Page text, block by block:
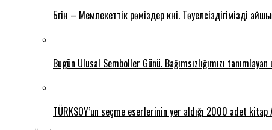
Бүгін – Мемлекеттік рәміздер күні.
Bugün Ulusal Semboller Günü. Bağımsızlığımızı
TÜRKSOY’un seçme eserlerinin yer aldığı 2000 adet